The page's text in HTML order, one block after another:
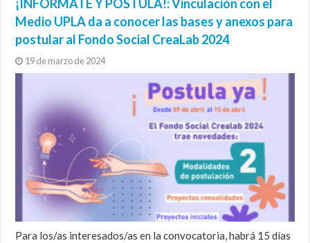
¡INFÓRMATE Y POSTULA!: Vinculación con el
Medio UPLA da a conocer las bases y anexos para
postular al Fondo Social CreaLab 2024
19 de marzo de 2024
Para los/as interesados/as en la convocatoria, habrá 15 días